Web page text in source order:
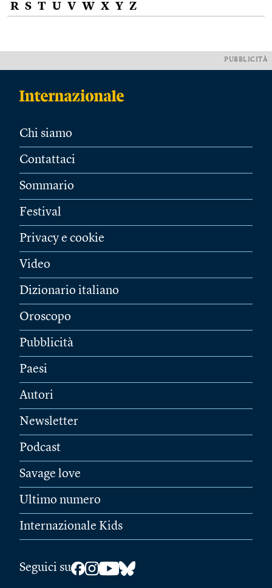
R S T U V W X Y Z
PUBBLICITÀ
Chi siamo
Contattaci
Sommario
Festival
Privacy e cookie
Video
Dizionario italiano
Oroscopo
Pubblicità
Paesi
Autori
Newsletter
Podcast
Savage love
Ultimo numero
Internazionale Kids
Seguici su